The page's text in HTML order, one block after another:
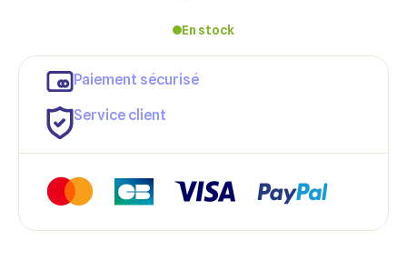
En stock
Paiement sécurisé
Service client